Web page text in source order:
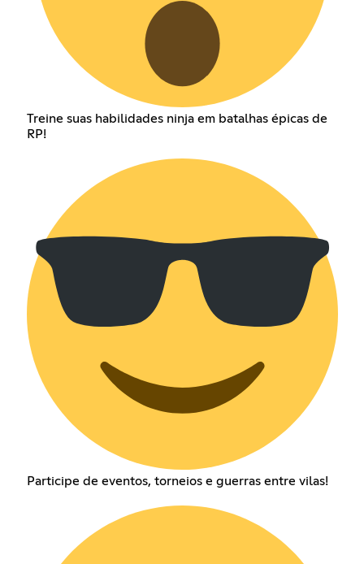
Treine suas habilidades ninja em batalhas épicas de
RP!
Participe de eventos, torneios e guerras entre vilas!